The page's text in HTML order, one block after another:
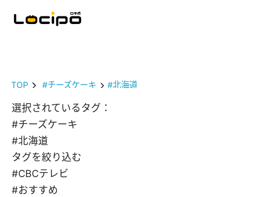
TOP #チーズケーキ #北海道
選択されているタグ：
#チーズケーキ
#北海道
タグを絞り込む
#CBCテレビ
#おすすめ